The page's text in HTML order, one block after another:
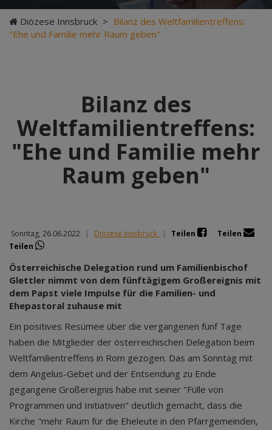
Diözese Innsbruck > Bilanz des Weltfamilientreffens:
"Ehe und Familie mehr Raum geben"
Bilanz des
Weltfamilientreffens:
"Ehe und Familie mehr
Raum geben"
Sonntag, 26.06.2022 | Diözese Innsbruck | Teilen
Teilen
Teilen
Österreichische Delegation rund um Familienbischof
Glettler nimmt von dem fünftägigem Großereignis mit
dem Papst viele Impulse für die Familien- und
Ehepastoral zuhause mit
Ein positives Resümee über die vergangenen fünf Tage
haben die Mitglieder der österreichischen Delegation beim
Weltfamilientreffens in Rom gezogen. Das am Sonntag mit
dem Angelus-Gebet und der Entsendung zu Ende
gegangene Großereignis habe mit seiner "Fülle von
Programmen und Initiativen" deutlich gemacht, dass die
Kirche "mehr Raum für die Eheleute in den Pfarrgemeinden,